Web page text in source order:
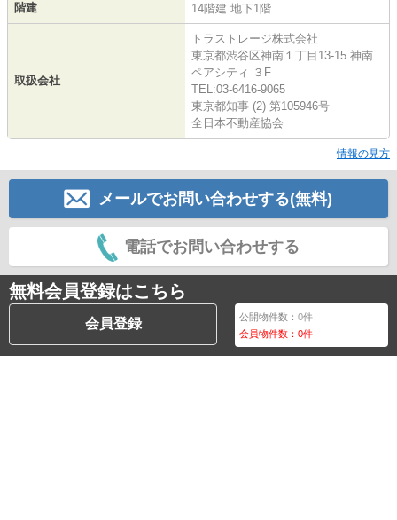
階建 14階建 地下1階
取扱会社
トラストレージ株式会社
東京都渋谷区神南１丁目13-15 神南
ペアシティ ３F
TEL:03-6416-9065
東京都知事 (2) 第105946号
全日本不動産協会
情報の見方
メールでお問い合わせする(無料)
電話でお問い合わせする
無料会員登録はこちら
会員登録 公開物件数：0件
会員物件数：0件